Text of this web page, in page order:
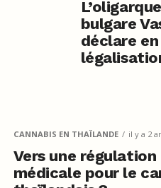
bulgare
déclare
CANNABIS EN THAÏLANDE il y a 2
Vers une
médicale pour le